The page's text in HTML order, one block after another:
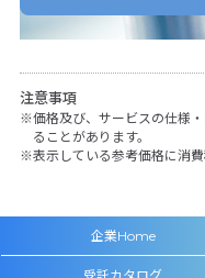
注意事項
価格及び、サービスの仕様
ることがあります。
表示している参考価格に消
企業Home